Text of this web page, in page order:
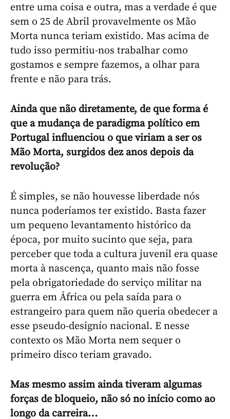
entre uma coisa e outra, mas a verdade é que
sem o 25 de Abril provavelmente os Mão
Morta nunca teriam existido. Mas acima de
tudo isso permitiu-nos trabalhar como
gostamos e sempre fazemos, a olhar para
frente e não para trás.
Ainda que não diretamente, de que forma é
que a mudança de paradigma político em
Portugal influenciou o que viriam a ser os
Mão Morta, surgidos dez anos depois da
revolução?
É simples, se não houvesse liberdade nós
nunca poderíamos ter existido. Basta fazer
um pequeno levantamento histórico da
época, por muito sucinto que seja, para
perceber que toda a cultura juvenil era quase
morta à nascença, quanto mais não fosse
pela obrigatoriedade do serviço militar na
guerra em África ou pela saída para o
estrangeiro para quem não queria obedecer a
esse pseudo-designío nacional. E nesse
contexto os Mão Morta nem sequer o
primeiro disco teriam gravado.
Mas mesmo assim ainda tiveram algumas
forças de bloqueio, não só no início como ao
longo da carreira…